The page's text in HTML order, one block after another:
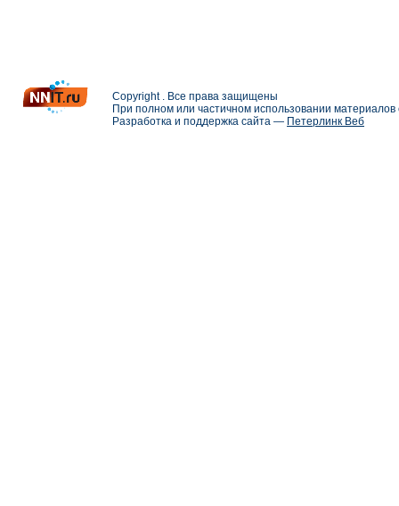
Copyright . Все права защищены
При полном или частичном использовании
Разработка и поддержка сайта — Петерлинк Веб